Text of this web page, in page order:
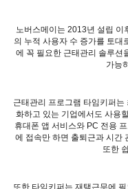
노버스메이는 2013년 설립 이
의 누적 사용자 수 증가를 토대
에 꼭 필요한 근태관리 솔루션
가능
근태관리 프로그램 타임키퍼는
화하고 있는 기업에서도 사용
휴대폰 앱 서비스와 PC 전용
에 접속만 하면 출퇴근과 시간
또한
또한 타임키퍼는 재택근무에